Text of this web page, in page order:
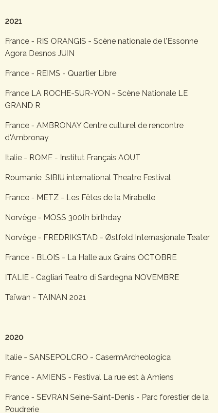
2021
France - RIS ORANGIS - Scène nationale de l'Essonne
Agora Desnos JUIN
France - REIMS - Quartier Libre
France LA ROCHE-SUR-YON - Scène Nationale LE
GRAND R
France - AMBRONAY Centre culturel de rencontre
d'Ambronay
Italie - ROME - Institut Français AOUT
Roumanie SIBIU international Theatre Festival
France - METZ - Les Fêtes de la Mirabelle
Norvège - MOSS 300th birthday
Norvège - FREDRIKSTAD - Østfold Internasjonale Teater
France - BLOIS - La Halle aux Grains OCTOBRE
ITALIE - Cagliari Teatro di Sardegna NOVEMBRE
Taïwan - TAINAN 2021
2020
Italie - SANSEPOLCRO - CasermArcheologica
France - AMIENS - Festival La rue est à Amiens
France - SEVRAN Seine-Saint-Denis - Parc forestier de la
Poudrerie